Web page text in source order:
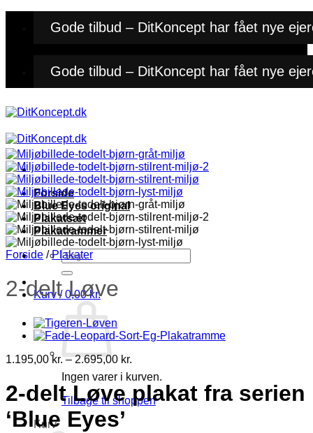
Gode tilbud – DitKoncept har fået nye
Gode tilbud – DitKoncept har fået nye
Forside
Blue Eyes original
Plakatsæt
Plakatrammer
Søg
efter:
Kurv /0,00kr.
Ingen varer i kurven.
Tilbage til shoppen
Kurv
Forside / Plakater
2-delt Løve
1.195,00kr. – 2.695,00 kr.
til
2.695,00 kr.
2-delt Løve plakat fra serien
‘Blue Eyes’